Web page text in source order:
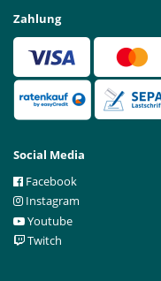
Zahlung
Social Media
Facebook
Instagram
Youtube
Twitch